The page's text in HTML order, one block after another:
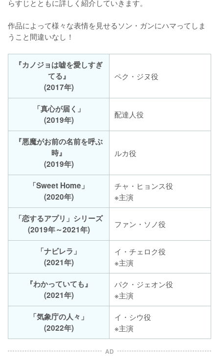
らすじとともに詳しく紹介していきます。
作品によって様々な表情を見せるソン・ガンにハマってしま
『カノジョは嘘を愛しすぎ
てる』
(2017年)
ペク・ジヌ役
「真心が届く」
(2019年)
配達人役
『悪魔がお前の名前を呼ぶ
時』
(2019年)
ルカ役
「Sweet Home」
(2020年)
チャ・ヒョンス役
※主演
「恋するアプリ」シリーズ
(2019年～2021年)
ファン・ソノ役
「ナビレラ」
(2021年)
イ・チェロク役
※主演
『わかっていても』
(2021年)
パク・ジェオン役
※主演
「気象庁の人々」
(2022年)
イ・シウ役
※主演
AD